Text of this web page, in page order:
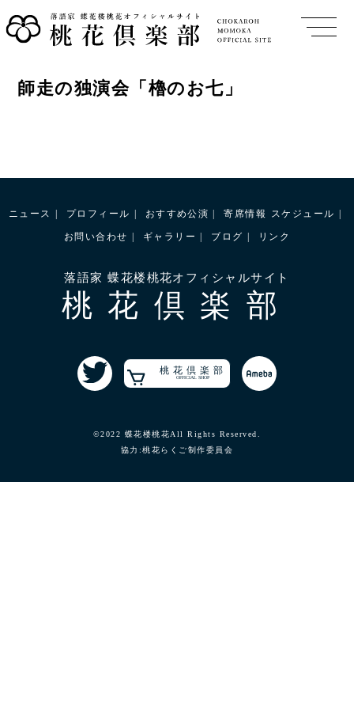
師走の独演会「櫓のお七」
ニュース プロフィール おすすめ公演 寄席情報 スケジュール
お問い合わせ ギャラリー ブログ リンク
落語家 蝶花楼桃花オフィシャルサイト
桃花倶楽部
桃花倶楽部
OFFICIAL SHOP
©2022 蝶花楼桃花All Rights Reserved.
協力:桃花らくご制作委員会